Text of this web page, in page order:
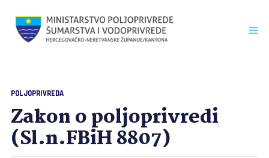
POLJOPRIVREDA
Zakon o poljoprivredi
(Sl.n.FBiH 8807)